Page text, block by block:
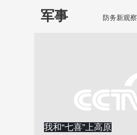
军事 防务新观察
我和“七喜”上高原